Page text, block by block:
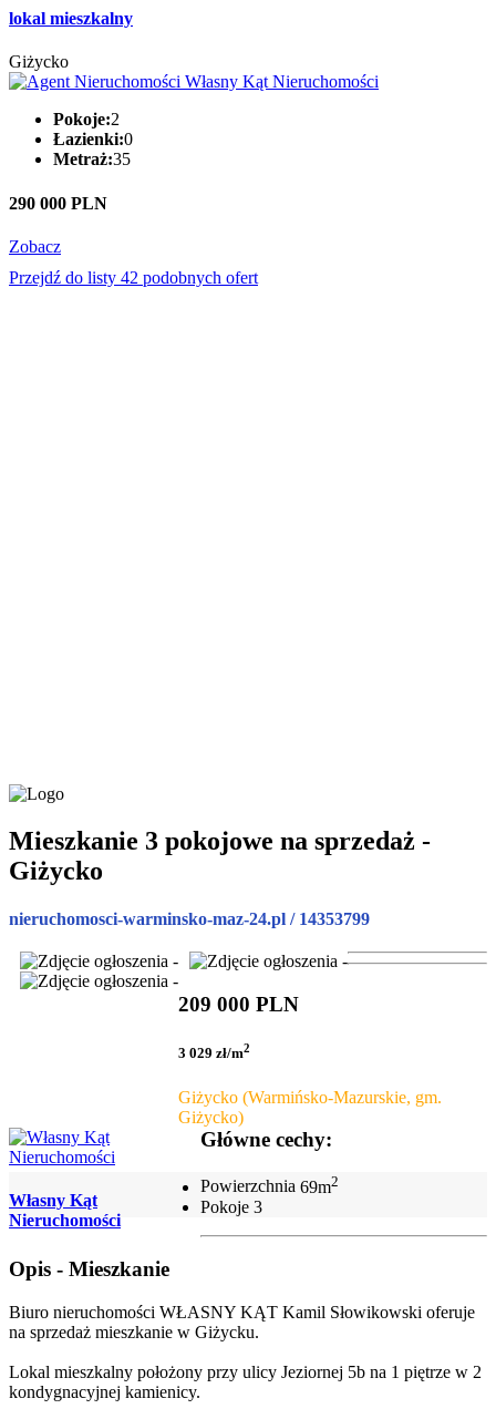
lokal mieszkalny
Giżycko
Pokoje:2
Łazienki:0
Metraż:35
290 000 PLN
Zobacz
Przejdź do listy 42 podobnych ofert
Mieszkanie 3 pokojowe na sprzedaż -
Giżycko
nieruchomosci-warminsko-maz-24.pl / 14353799
209 000 PLN
3 029 zł/m2
Giżycko (Warmińsko-Mazurskie, gm.
Giżycko)
Własny Kąt
Nieruchomości
Główne cechy:
Powierzchnia 69m2
Pokoje 3
Opis - Mieszkanie
Biuro nieruchomości WŁASNY KĄT Kamil Słowikowski oferuje
na sprzedaż mieszkanie w Giżycku.
Lokal mieszkalny położony przy ulicy Jeziornej 5b na 1 piętrze w 2
kondygnacyjnej kamienicy.